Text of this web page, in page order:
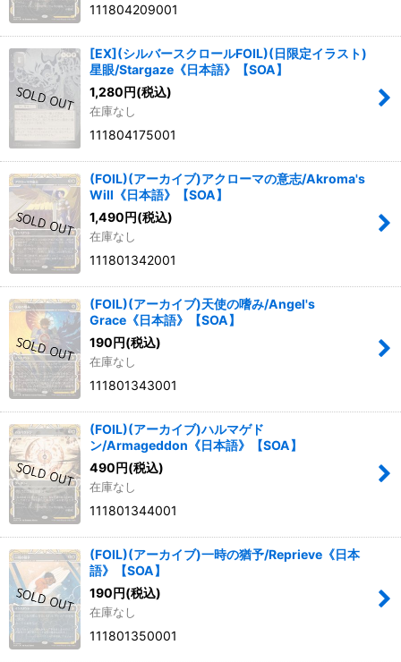
111804209001
[EX](シルバースクロールFOIL)(日限定イラスト)
星眼/Stargaze《日本語》【SOA】
1,280円(税込)
在庫なし
111804175001
(FOIL)(アーカイブ)アクローマの意志/Akroma's
Will《日本語》【SOA】
1,490円(税込)
在庫なし
111801342001
(FOIL)(アーカイブ)天使の嗜み/Angel's
Grace《日本語》【SOA】
190円(税込)
在庫なし
111801343001
(FOIL)(アーカイブ)ハルマゲド
ン/Armageddon《日本語》【SOA】
490円(税込)
在庫なし
111801344001
(FOIL)(アーカイブ)一時の猶予/Reprieve《日本
語》【SOA】
190円(税込)
在庫なし
111801350001